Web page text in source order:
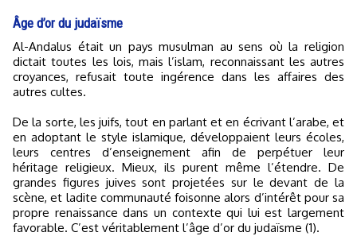
Âge d’or du judaïsme
Al-Andalus était un pays musulman au sens où la religion
dictait toutes les lois, mais l’islam, reconnaissant les autres
croyances, refusait toute ingérence dans les affaires des
autres cultes.
De la sorte, les juifs, tout en parlant et en écrivant l’arabe, et
en adoptant le style islamique, développaient leurs écoles,
leurs centres d’enseignement afin de perpétuer leur
héritage religieux. Mieux, ils purent même l’étendre. De
grandes figures juives sont projetées sur le devant de la
scène, et ladite communauté foisonne alors d’intérêt pour sa
propre renaissance dans un contexte qui lui est largement
favorable. C’est véritablement l’âge d’or du judaïsme (1).